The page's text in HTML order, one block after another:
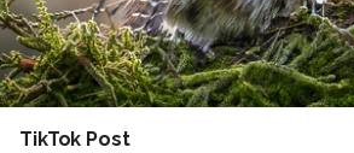
TikTok Post